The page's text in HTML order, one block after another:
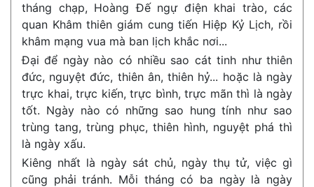
tháng chạp, Hoàng Đế ngự điện khai trào, các
quan Khâm thiên giám cung tiến Hiệp Kỷ Lịch, rồi
khâm mạng vua mà ban lịch khắc nơi...
Đại để ngày nào có nhiều sao cát tinh như thiên
đức, nguyệt đức, thiên ân, thiên hỷ... hoặc là ngày
trực khai, trực kiến, trực bình, trực mãn thì là ngày
tốt. Ngày nào có những sao hung tính như sao
trùng tang, trùng phục, thiên hình, nguyệt phá thì
là ngày xấu.
Kiêng nhất là ngày sát chủ, ngày thụ tử, việc gì
cũng phải tránh. Mỗi tháng có ba ngày là ngày